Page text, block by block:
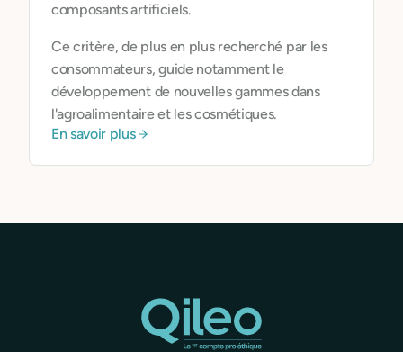
composants artificiels.
Ce critère, de plus en plus recherché par les
consommateurs, guide notamment le
développement de nouvelles gammes dans
l'agroalimentaire et les cosmétiques.
En savoir plus